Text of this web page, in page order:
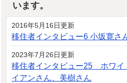
います。
2016年5月16日更新
移住者インタビュー6 小坂寛さ
2023年7月26日更新
移住者インタビュー25 ホワイ
イアンさん、美樹さん